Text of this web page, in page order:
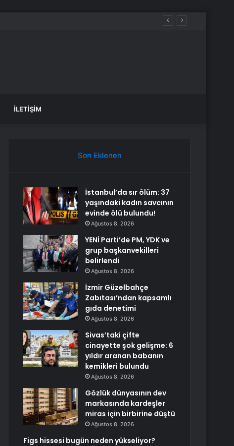
İLETIŞIM
Son Eklenen
İstanbul’da sır ölüm: 37
yaşındaki kadın savcının
evinde ölü bulundu!
Ağustos 8, 2026
YENİ Parti’de PM, YDK ve
grup başkanvekilleri
belirlendi
Ağustos 8, 2026
İzmir Güzelbahçe
Zabıtası’ndan kapsamlı
gıda denetimi
Ağustos 8, 2026
Sivas’taki çifte
cinayette şok gelişme: 6
yıldır aranan babanın
kemikleri bulundu
Ağustos 8, 2026
Gözlük dünyasının dev
markasında kardeşler
miras için birbirine düştü
Ağustos 8, 2026
Figs hissesi bugün neden yükseliyor?